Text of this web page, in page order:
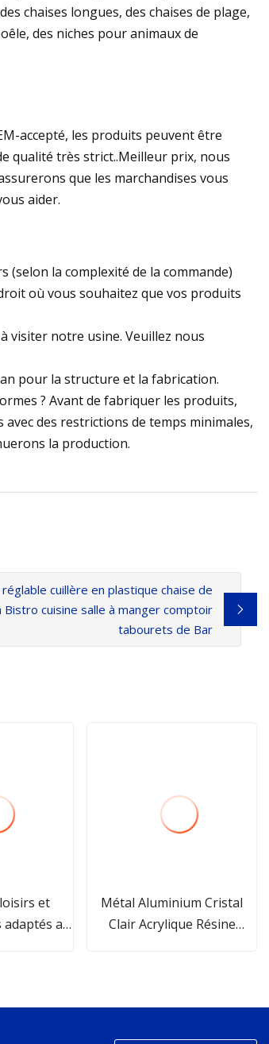
chaises longues, des chaises de plage,
des niches pour animaux de
accepté, les produits peuvent être
qualité très strict..Meilleur prix, nous
que les marchandises vous
aider.
(selon la complexité de la commande)
où vous souhaitez que vos produits
visiter notre usine. Veuillez nous
pour la structure et la fabrication.
? Avant de fabriquer les produits,
des restrictions de temps minimales,
la production.
cuillère en plastique chaise de
cuisine salle à manger comptoir
tabourets de Bar
et
adaptés au
Métal Aluminium Cristal
Clair Acrylique Résine